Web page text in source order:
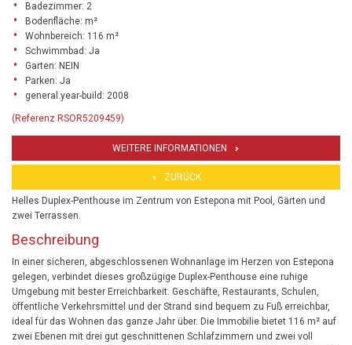
Badezimmer: 2
Bodenfläche: m²
Wohnbereich: 116 m²
Schwimmbad: Ja
Garten: NEIN
Parken: Ja
general.year-build: 2008
(Referenz RSOR5209459)
WEITERE INFORMATIONEN
ZURÜCK
Helles Duplex-Penthouse im Zentrum von Estepona mit Pool, Gärten und
zwei Terrassen.
Beschreibung
In einer sicheren, abgeschlossenen Wohnanlage im Herzen von Estepona
gelegen, verbindet dieses großzügige Duplex-Penthouse eine ruhige
Umgebung mit bester Erreichbarkeit. Geschäfte, Restaurants, Schulen,
öffentliche Verkehrsmittel und der Strand sind bequem zu Fuß erreichbar,
ideal für das Wohnen das ganze Jahr über. Die Immobilie bietet 116 m² auf
zwei Ebenen mit drei gut geschnittenen Schlafzimmern und zwei voll